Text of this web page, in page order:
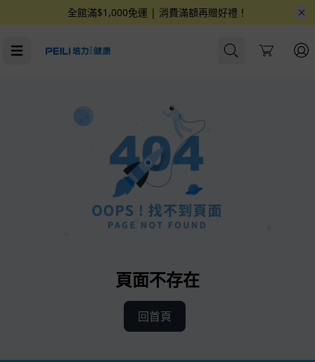
全館滿$1,000免運 | 消費滿額再贈好禮！
Cart
頁面不存在
回首頁